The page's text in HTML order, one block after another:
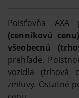
Poisťovňa
(cenníkovú cenu)
všeobecnú
prehľade.
vozidla (trhová
zmluvy. Ostatné